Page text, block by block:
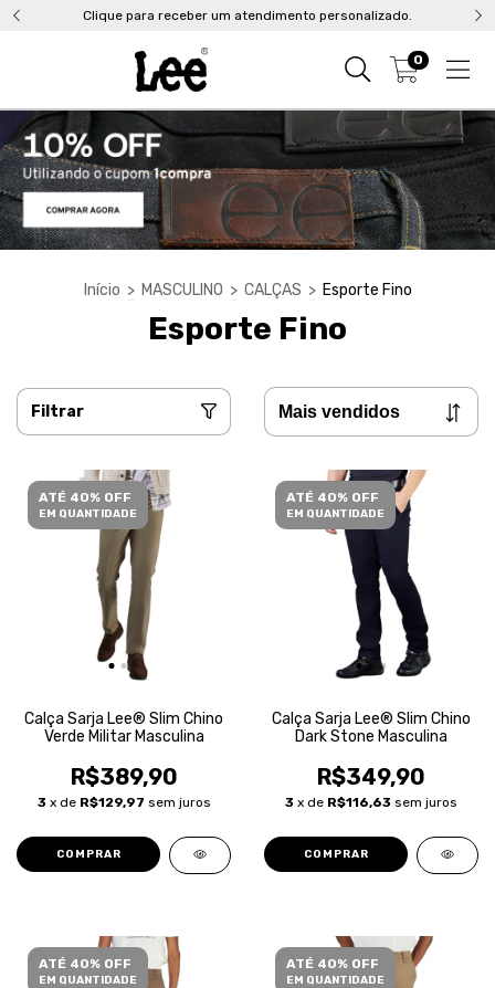
Clique para receber um atendimento personalizado.
0
Início > MASCULINO > CALÇAS > Esporte Fino
Esporte Fino
Filtrar
ATÉ 40% OFF
EM QUANTIDADE
Calça Sarja Lee® Slim Chino
Verde Militar Masculina
R$389,90
3 x de R$129,97 sem juros
COMPRAR
ATÉ 40% OFF
EM QUANTIDADE
Calça Sarja Lee® Slim Chino
Dark Stone Masculina
R$349,90
3 x de R$116,63 sem juros
COMPRAR
ATÉ 40% OFF
EM QUANTIDADE
ATÉ 40% OFF
EM QUANTIDADE